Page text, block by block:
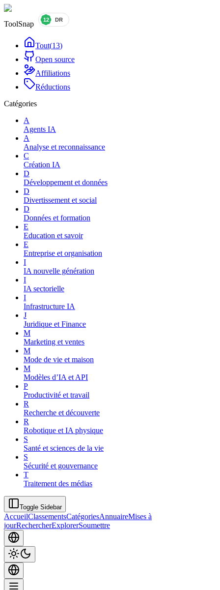
ToolSnap
Tout(13)
Open source
Affiliations
Réductions
Catégories
A
Agents IA
A
Analyse et reconnaissance
C
Création IA
D
Développement et données
D
Divertissement et social
D
Données et formation
E
Education et savoir
E
Entreprise et organisation
I
IA nouvelle génération
I
IA sectorielle
I
Infrastructure IA
J
Juridique et Finance
M
Marketing et ventes
M
Mode de vie et maison
M
Modèles d’IA et API
P
Productivité et travail
R
Recherche et découverte
R
Robotique et IA physique
S
Santé et sciences de la vie
S
Sécurité et gouvernance
T
Traitement des médias
Toggle Sidebar
AccueilClassementsCatégoriesAnnuaireMises à
jourRechercherExplorerSoumettre